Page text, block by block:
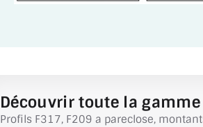
Découvrir toute la
Profils F317, F209 a pareclose,